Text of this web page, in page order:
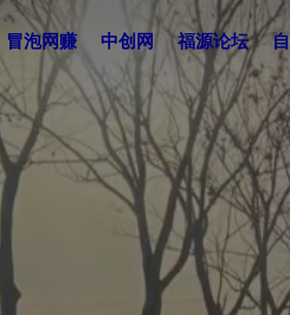
冒泡网赚 中创网 福源论坛